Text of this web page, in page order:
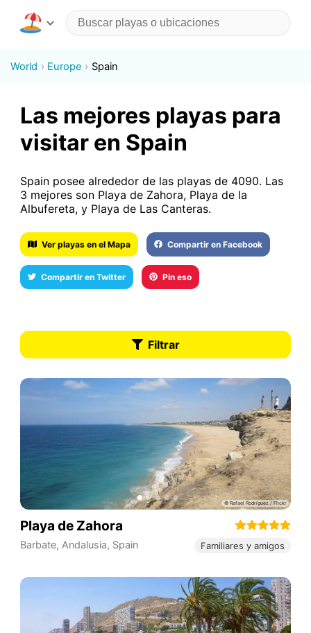
World Europe Spain
Las mejores playas para
visitar en Spain
Spain posee alrededor de las playas de 4090. Las
3 mejores son Playa de Zahora, Playa de la
Albufereta, y Playa de Las Canteras.
Ver playas en el Mapa Compartir en Facebook
Compartir en Twitter Pin eso
Filtrar
Playa de Zahora
Barbate, Andalusia, Spain Familiares y amigos